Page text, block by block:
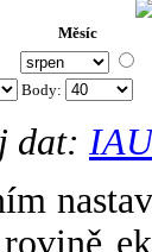
Měsíc
Body:
dat: